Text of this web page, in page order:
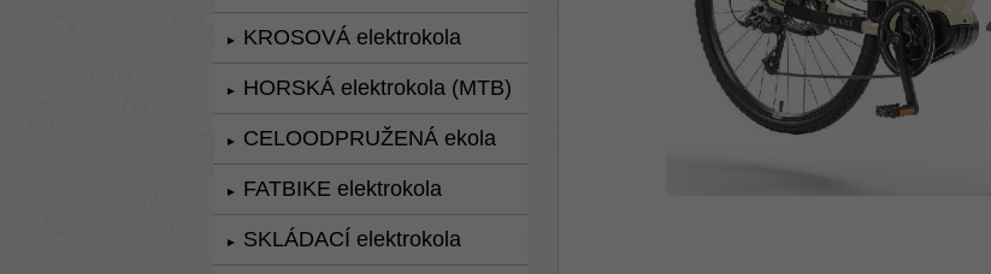
► KROSOVÁ elektrokola
► HORSKÁ elektrokola (MTB)
► CELOODPRUŽENÁ ekola
► FATBIKE elektrokola
► SKLÁDACÍ elektrokola